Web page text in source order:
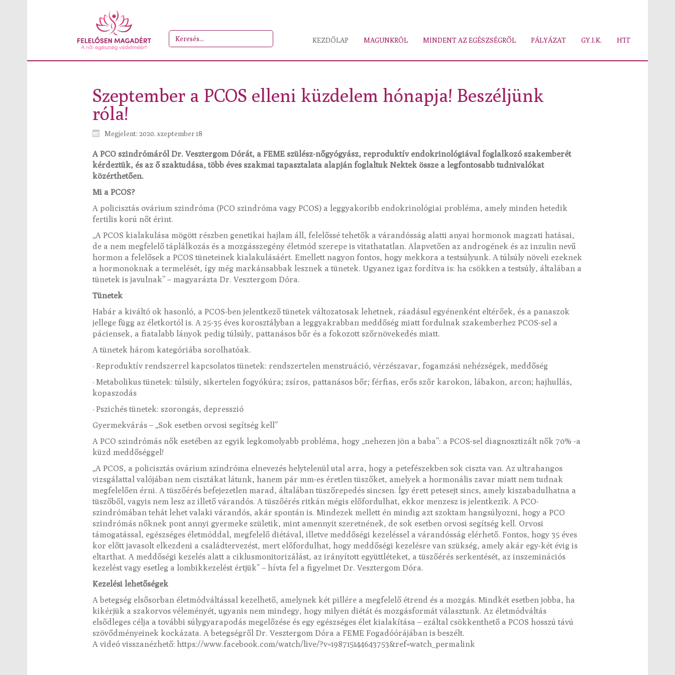
KEZDŐLAP MAGUNKRÓL MINDENT AZ EGÉSZSÉGRŐL PÁLYÁZAT GY.I.K. HTT
Szeptember a PCOS elleni küzdelem hónapja! Beszéljünk
róla!
Megjelent: 2020. szeptember 18
A PCO szindrómáról Dr. Vesztergom Dórát, a FEME szülész-nőgyógyász, reproduktív endokrinológiával foglalkozó szakemberét
kérdeztük, és az ő szaktudása, több éves szakmai tapasztalata alapján foglaltuk Nektek össze a legfontosabb tudnivalókat
közérthetően.
Mi a PCOS?
A policisztás ovárium szindróma (PCO szindróma vagy PCOS) a leggyakoribb endokrinológiai probléma, amely minden hetedik
fertilis korú nőt érint.
„A PCOS kialakulása mögött részben genetikai hajlam áll, felelőssé tehetők a várandósság alatti anyai hormonok magzati hatásai,
de a nem megfelelő táplálkozás és a mozgásszegény életmód szerepe is vitathatatlan. Alapvetően az androgének és az inzulin nevű
hormon a felelősek a PCOS tüneteinek kialakulásáért. Emellett nagyon fontos, hogy mekkora a testsúlyunk. A túlsúly növeli ezeknek
a hormonoknak a termelését, így még markánsabbak lesznek a tünetek. Ugyanez igaz fordítva is: ha csökken a testsúly, általában a
tünetek is javulnak” – magyarázta Dr. Vesztergom Dóra.
Tünetek
Habár a kiváltó ok hasonló, a PCOS-ben jelentkező tünetek változatosak lehetnek, ráadásul egyénenként eltérőek, és a panaszok
jellege függ az életkortól is. A 25-35 éves korosztályban a leggyakrabban meddőség miatt fordulnak szakemberhez PCOS-sel a
páciensek, a fiatalabb lányok pedig túlsúly, pattanásos bőr és a fokozott szőrnövekedés miatt.
A tünetek három kategóriába sorolhatóak.
· Reproduktív rendszerrel kapcsolatos tünetek: rendszertelen menstruáció, vérzészavar, fogamzási nehézségek, meddőség
· Metabolikus tünetek: túlsúly, sikertelen fogyókúra; zsíros, pattanásos bőr; férfias, erős szőr karokon, lábakon, arcon; hajhullás,
kopaszodás
· Pszichés tünetek: szorongás, depresszió
Gyermekvárás – „Sok esetben orvosi segítség kell”
A PCO szindrómás nők esetében az egyik legkomolyabb probléma, hogy „nehezen jön a baba”: a PCOS-sel diagnosztizált nők 70% -a
küzd meddőséggel!
„A PCOS, a policisztás ovárium szindróma elnevezés helytelenül utal arra, hogy a petefészekben sok ciszta van. Az ultrahangos
vizsgálattal valójában nem cisztákat látunk, hanem pár mm-es éretlen tüszőket, amelyek a hormonális zavar miatt nem tudnak
megfelelően érni. A tüszőérés befejezetlen marad, általában tüszőrepedés sincsen. Így érett petesejt sincs, amely kiszabadulhatna a
tüszőből, vagyis nem lesz az illető várandós. A tüszőérés ritkán mégis előfordulhat, ekkor menzesz is jelentkezik. A PCO-
szindrómában tehát lehet valaki várandós, akár spontán is. Mindezek mellett én mindig azt szoktam hangsúlyozni, hogy a PCO
szindrómás nőknek pont annyi gyermeke születik, mint amennyit szeretnének, de sok esetben orvosi segítség kell. Orvosi
támogatással, egészséges életmóddal, megfelelő diétával, illetve meddőségi kezeléssel a várandósság elérhető. Fontos, hogy 35 éves
kor előtt javasolt elkezdeni a családtervezést, mert előfordulhat, hogy meddőségi kezelésre van szükség, amely akár egy-két évig is
eltarthat. A meddőségi kezelés alatt a ciklusmonitorizálást, az irányított együttléteket, a tüszőérés serkentését, az inszeminációs
kezelést vagy esetleg a lombikkezelést értjük” – hívta fel a figyelmet Dr. Vesztergom Dóra.
Kezelési lehetőségek
A betegség elsősorban életmódváltással kezelhető, amelynek két pillére a megfelelő étrend és a mozgás. Mindkét esetben jobba, ha
kikérjük a szakorvos véleményét, ugyanis nem mindegy, hogy milyen diétát és mozgásformát választunk. Az életmódváltás
elsődleges célja a további súlygyarapodás megelőzése és egy egészséges élet kialakítása – ezáltal csökkenthető a PCOS hosszú távú
szövődményeinek kockázata. A betegségről Dr. Vesztergom Dóra a FEME Fogadóórájában is beszélt.
A videó visszanézhető: https://www.facebook.com/watch/live/?v=198715144643753&ref=watch_permalink